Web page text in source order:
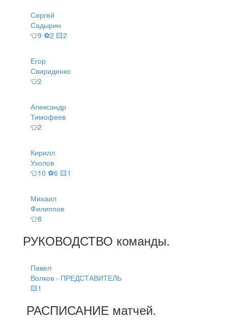
Сергей
Садырин
👕9 ⚽2 🟨2
Егор
Свириденко
👕2
Александр
Тимофеев
👕2
Кирилл
Ухолов
👕10 ⚽6 🟨1
Михаил
Филиппов
👕8
РУКОВОДСТВО команды.
Павел
Волков - ПРЕДСТАВИТЕЛЬ
🟨1
РАСПИСАНИЕ матчей.